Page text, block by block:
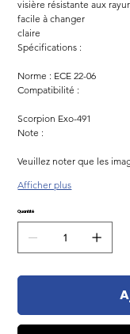
visière résistante aux
facile à changer
claire
Spécifications :
Norme : ECE 22-06
Compatibilité :
Scorpion Exo-491
Note :
Veuillez noter que les
Afficher plus
Quantité